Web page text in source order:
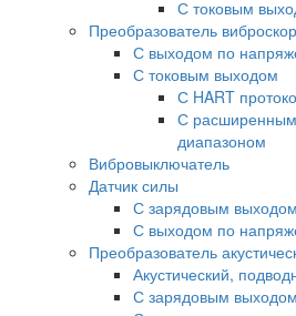
С токовым
Преобразователь
С выходом по
С токовым выходом
С HART
С
диапазоном
Вибровыключатель
Датчик силы
С зарядовым выходом
С выходом по
Преобразователь
Акустический,
С зарядовым выходом